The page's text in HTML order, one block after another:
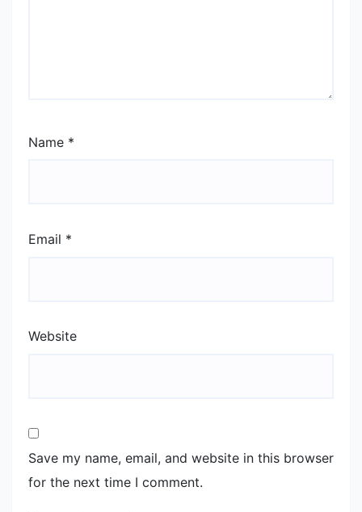
Name *
Email *
Website
Save my name, email, and website in this browser
for the next time I comment.